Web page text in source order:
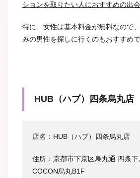
ションを取りたい人におすすめの出
特に、女性は基本料金が無料なので
みの男性を探しに行くのもおすすめで
HUB（ハブ）四条烏丸店
店名：HUB（ハブ）四条烏丸店
住所：京都市下京区烏丸通 四条
COCON烏丸B1F